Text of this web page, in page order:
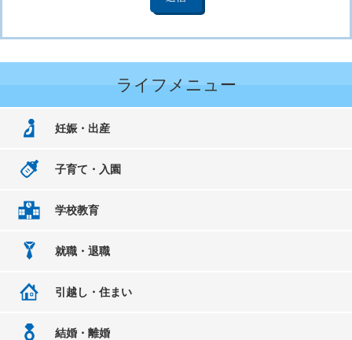
ライフメニュー
妊娠・出産
子育て・入園
学校教育
就職・退職
引越し・住まい
結婚・離婚